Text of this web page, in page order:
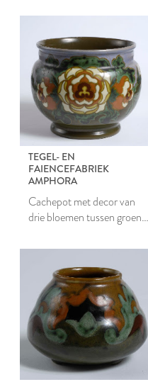
TEGEL- EN
FAIENCEFABRIEK
AMPHORA
Cachepot met decor van
drie bloemen tussen groen